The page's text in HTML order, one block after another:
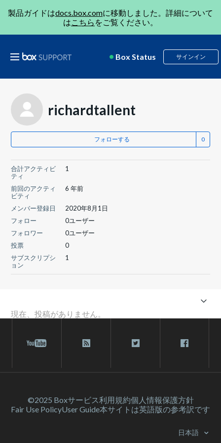
製品ガイドはdocs.box.comに移動しました。詳細について
はこちら をご覧ください。
Box Status サインイン
richardtallent
フォローする
合計アクティビ
ティ
1
前回のアクティ
ビティ
6 年前
メンバー登録日
2020年8月1日
フォロー
0ユーザー
フォロワー
0ユーザー
投票
0
サブスクリプシ
ョン
1
現在、投稿がありません。
©2025 Boxサービス利⽤規約個人情報保護方針
Fair Use PolicyUser Guide本サイトは英語版の参考訳です
日本語